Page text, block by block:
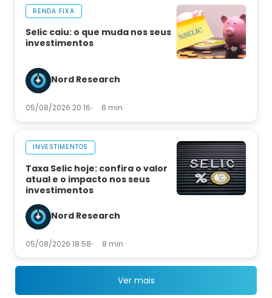
RENDA FIXA
Selic caiu: o que muda nos seus
investimentos
Nord Research
05/08/2026 20:16 8 min
INVESTIMENTOS
Taxa Selic hoje: confira o valor
atual e o impacto nos seus
investimentos
Nord Research
05/08/2026 18:58 8 min
Ver mais